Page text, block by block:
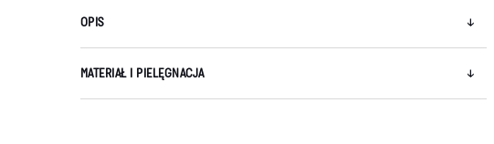
OPIS
MATERIAŁ I PIELĘGNACJA